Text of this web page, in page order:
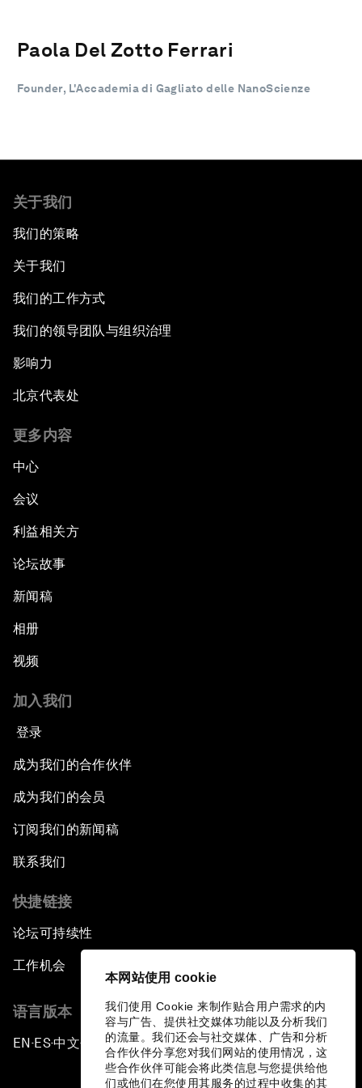
本网站使用 cookie
我们使用 Cookie 来制作贴合用户需求的内
容与广告、提供社交媒体功能以及分析我们
的流量。我们还会与社交媒体、广告和分析
合作伙伴分享您对我们网站的使用情况，这
些合作伙伴可能会将此类信息与您提供给他
们或他们在您使用其服务的过程中收集的其
Paola Del Zotto Ferrari
Founder, L'Accademia di Gagliato delle NanoScienze
关于我们
我们的策略
关于我们
我们的工作方式
我们的领导团队与组织治理
影响力
北京代表处
更多内容
中心
会议
利益相关方
论坛故事
新闻稿
相册
视频
加入我们
登录
成为我们的合作伙伴
成为我们的会员
订阅我们的新闻稿
联系我们
快捷链接
论坛可持续性
工作机会
语言版本
EN ▪ES▪中文▪ 日本語